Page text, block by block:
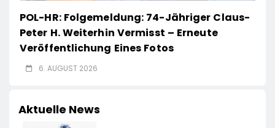
POL-HR: Folgemeldung: 74-Jähriger Claus-
Peter H. Weiterhin Vermisst – Erneute
Veröffentlichung Eines Fotos
6. AUGUST 2026
Aktuelle News